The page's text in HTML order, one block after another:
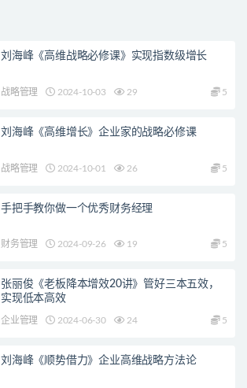
刘海峰《高维战略必修课》实现指数级增长
战略管理 2024-10-03 29 5
刘海峰《高维增长》企业家的战略必修课
战略管理 2024-10-01 26 5
手把手教你做一个优秀财务经理
财务管理 2024-09-26 19 5
张丽俊《老板降本增效20讲》管好三本五效，
实现低本高效
企业管理 2024-06-30 24 5
刘海峰《顺势借力》企业高维战略方法论